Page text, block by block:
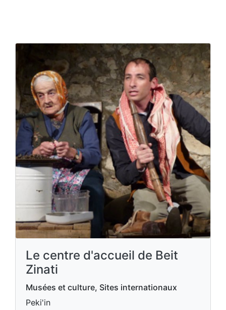
Le centre d'accueil de Beit
Zinati
Musées et culture, Sites internationaux
Peki'in